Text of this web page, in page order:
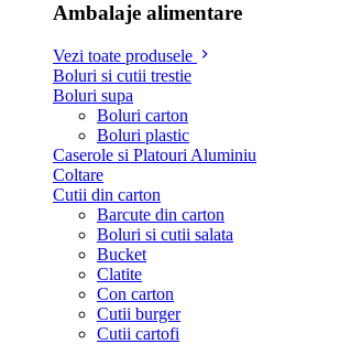
Ambalaje alimentare
Vezi toate produsele
Boluri si cutii trestie
Boluri supa
Boluri carton
Boluri plastic
Caserole si Platouri Aluminiu
Coltare
Cutii din carton
Barcute din carton
Boluri si cutii salata
Bucket
Clatite
Con carton
Cutii burger
Cutii cartofi